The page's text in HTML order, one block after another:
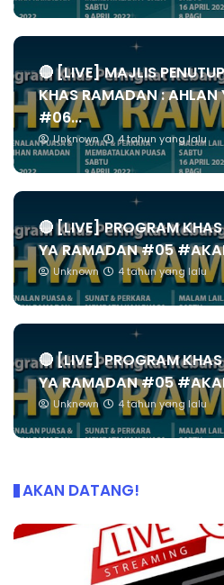
🔴 [LIVE] MAJLIS
KHAS RAMADAN :
#06...
Unknown 4 tahun yang lalu
🔴 [LIVE] PROGRAM
YA RAMADAN #05
Unknown 4 tahun yang lalu
🔴 [LIVE] PROGRAM
YA RAMADAN #05
Unknown 4 tahun yang lalu
AKAN DATANG!